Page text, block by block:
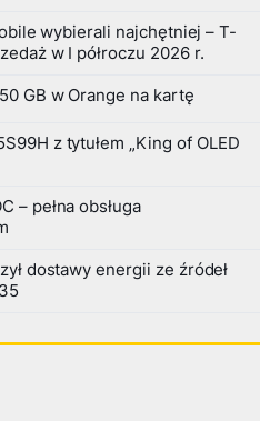
wybierali najchętniej – T-
w I półroczu 2026 r.
GB w Orange na kartę
z tytułem „King of OLED
– pełna obsługa
dostawy energii ze źródeł